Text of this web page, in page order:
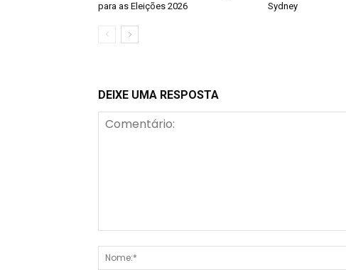
para as Eleições 2026
Sydney
DEIXE UMA RESPOSTA